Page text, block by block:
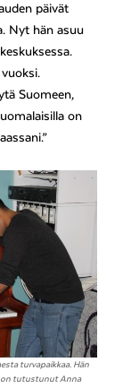
päivät
Nyt hän asuu
Suomeen,
on
turvapaikkaa. Hän
on tutustunut Anna